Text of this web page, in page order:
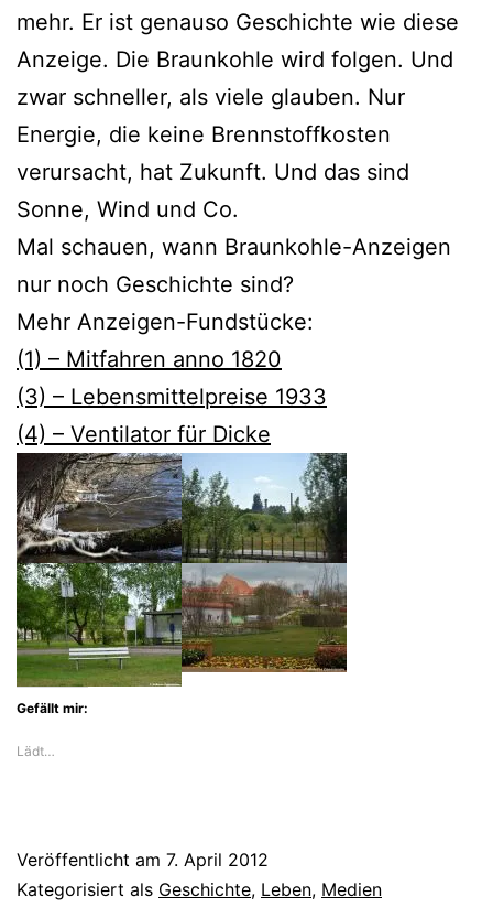
mehr. Er ist genauso Geschichte wie diese
Anzeige. Die Braunkohle wird folgen. Und
zwar schneller, als viele glauben. Nur
Energie, die keine Brennstoffkosten
verursacht, hat Zukunft. Und das sind
Sonne, Wind und Co.
Mal schauen, wann Braunkohle-Anzeigen
nur noch Geschichte sind?
Mehr Anzeigen-Fundstücke:
(1) – Mitfahren anno 1820
(3) – Lebensmittelpreise 1933
(4) – Ventilator für Dicke
Gefällt mir:
Lädt…
Veröffentlicht am 7. April 2012
Kategorisiert als Geschichte, Leben, Medien